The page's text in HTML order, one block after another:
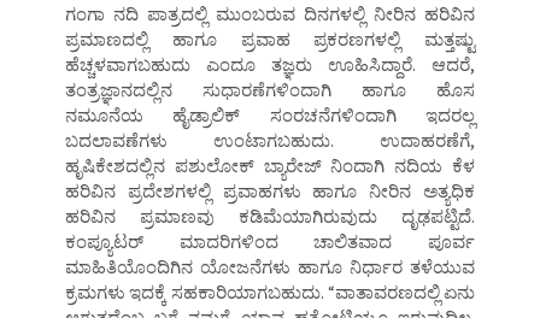
ಗಂಗಾ ನದಿ ಪಾತ್ರದಲ್ಲಿ ಮುಂಬರುವ ದಿನಗಳಲ್ಲಿ ನೀರಿನ ಹರಿವಿನ
ಪ್ರಮಾಣದಲ್ಲಿ ಹಾಗೂ ಪ್ರವಾಹ ಪ್ರಕರಣಗಳಲ್ಲಿ ಮತ್ತಷ್ಟು
ಹೆಚ್ಚಳವಾಗಬಹುದು ಎಂದೂ ತಜ್ಞರು ಊಹಿಸಿದ್ದಾರೆ. ಆದರೆ,
ತಂತ್ರಜ್ಞಾನದಲ್ಲಿನ ಸುಧಾರಣೆಗಳಿಂದಾಗಿ ಹಾಗೂ ಹೊಸ
ನಮೂನೆಯ ಹೈಡ್ರಾಲಿಕ್ ಸಂರಚನೆಗಳಿಂದಾಗಿ ಇದರಲ್ಲ
ಬದಲಾವಣೆಗಳು ಉಂಟಾಗಬಹುದು. ಉದಾಹರಣೆಗೆ,
ಹೃಷಿಕೇಶದಲ್ಲಿನ ಪಶುಲೋಕ್ ಬ್ಯಾರೇಜ್ ನಿಂದಾಗಿ ನದಿಯ ಕೆಳ
ಹರಿವಿನ ಪ್ರದೇಶಗಳಲ್ಲಿ ಪ್ರವಾಹಗಳು ಹಾಗೂ ನೀರಿನ ಅತ್ಯಧಿಕ
ಹರಿವಿನ ಪ್ರಮಾಣವು ಕಡಿಮೆಯಾಗಿರುವುದು ದೃಢಪಟ್ಟಿದೆ.
ಕಂಪ್ಯೂಟರ್ ಮಾದರಿಗಳಿಂದ ಚಾಲಿತವಾದ ಪೂರ್ವ
ಮಾಹಿತಿಯೊಂದಿಗಿನ ಯೋಜನೆಗಳು ಹಾಗೂ ನಿರ್ಧಾರ ತಳೆಯುವ
ಕ್ರಮಗಳು ಇದಕ್ಕೆ ಸಹಕಾರಿಯಾಗಬಹುದು. “ವಾತಾವರಣದಲ್ಲಿ ಏನು